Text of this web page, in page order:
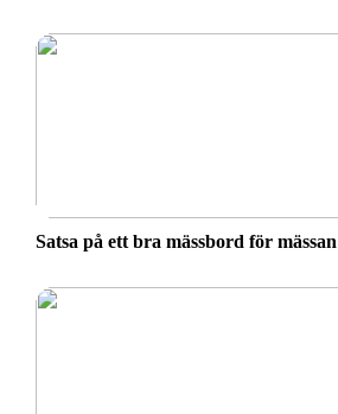
Satsa på ett bra mässbord för mässan